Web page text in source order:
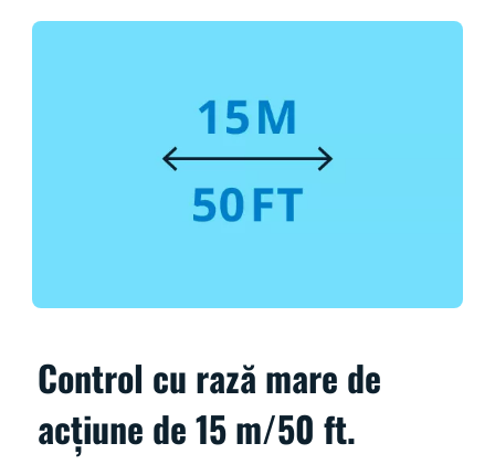
Control cu rază mare de
acțiune de 15 m/50 ft.